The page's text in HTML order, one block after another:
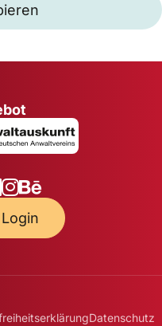
Datenschutz